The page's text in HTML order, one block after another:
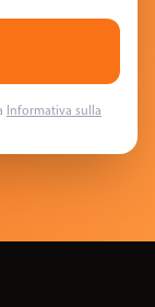
Informativa sulla